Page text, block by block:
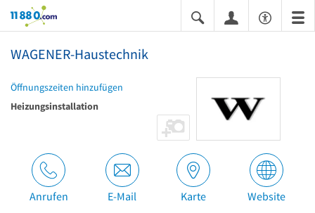
11880.com
WAGENER-Haustechnik
Öffnungszeiten hinzufügen
Heizungsinstallation
Anrufen E-Mail Karte Website